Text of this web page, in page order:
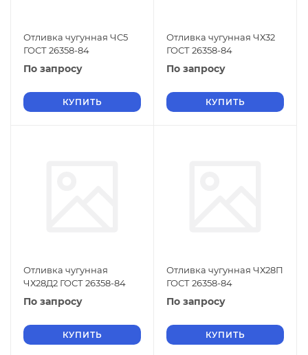
Отливка чугунная ЧС5
ГОСТ 26358-84
По запросу
КУПИТЬ
Отливка чугунная ЧХ32
ГОСТ 26358-84
По запросу
КУПИТЬ
Отливка чугунная
ЧХ28Д2 ГОСТ 26358-84
По запросу
КУПИТЬ
Отливка чугунная ЧХ28П
ГОСТ 26358-84
По запросу
КУПИТЬ